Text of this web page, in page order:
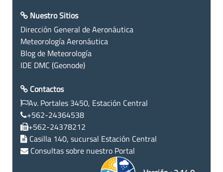
Nuestro Sitios
Dirección General de Aeronáutica
Meteorología Aeronáutica
Blog de Meteorología
IDE DMC (Geonode)
Contactos
Av. Portales 3450, Estación Central
+562-24364538
+562-24378212
Casilla 140, sucursal Estación Central
Consultas sobre nuestro Portal